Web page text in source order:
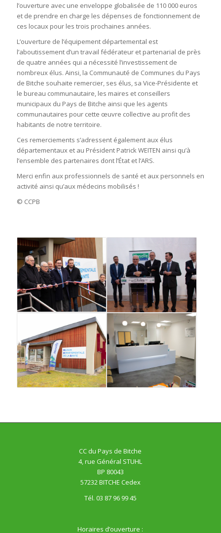
l’ouverture avec une enveloppe globalisée de 110 000 euros
et de prendre en charge les dépenses de fonctionnement de
ces locaux pour les trois prochaines années.
L’ouverture de l’équipement départemental est
l’aboutissement d’un travail fédérateur et partenarial de près
de quatre années qui a nécessité l’investissement de
nombreux élus. Ainsi, la Communauté de Communes du Pays
de Bitche souhaite remercier, ses élus, sa Vice-Présidente et
le bureau communautaire, les maires et conseillers
municipaux du Pays de Bitche ainsi que les agents
communautaires pour cette œuvre collective au profit des
habitants de notre territoire.
Ces remerciements s’adressent également aux élus
départementaux et au Président Patrick WEITEN ainsi qu’à
l’ensemble des partenaires dont l’État et l’ARS.
Merci enfin aux professionnels de santé et aux personnels en
activité ainsi qu’aux médecins mobilisés !
© CCPB
CC du Pays de Bitche
4, rue Général STUHL
BP 80043
57232 BITCHE Cedex
Tél. 03 87 96 99 45
Horaires d’ouverture :